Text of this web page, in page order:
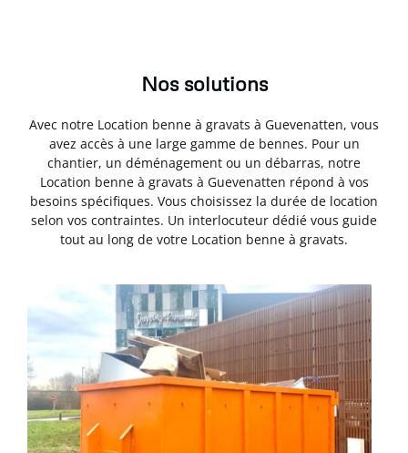
Nos solutions
Avec notre Location benne à gravats à Guevenatten, vous
avez accès à une large gamme de bennes. Pour un
chantier, un déménagement ou un débarras, notre
Location benne à gravats à Guevenatten répond à vos
besoins spécifiques. Vous choisissez la durée de location
selon vos contraintes. Un interlocuteur dédié vous guide
tout au long de votre Location benne à gravats.